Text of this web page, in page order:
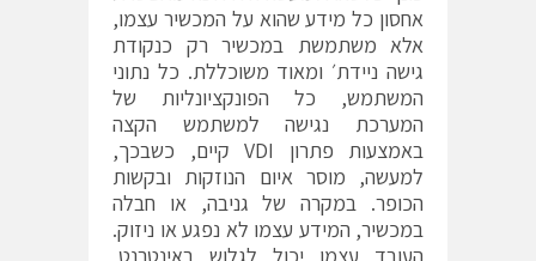
אחסון כל מידע שהוא על המכשיר עצמו,
אלא משתמשת במכשיר רק כנקודת
גישה ניידת׳ ומאוד משוכללת. כל נתוני
המשתמש, כל הפונקציונליות של
המערכת נגישה למשתמש הקצה
באמצעות פתרון VDI קיים, כשבכך,
למעשה, מוסר איום הנוזקות ובקשות
הכופר. במקרה של גניבה, או חבלה
במכשיר, המידע עצמו לא נפגע או ניזוק.
העובד עצמו יכול לגלוש באינטרנט,